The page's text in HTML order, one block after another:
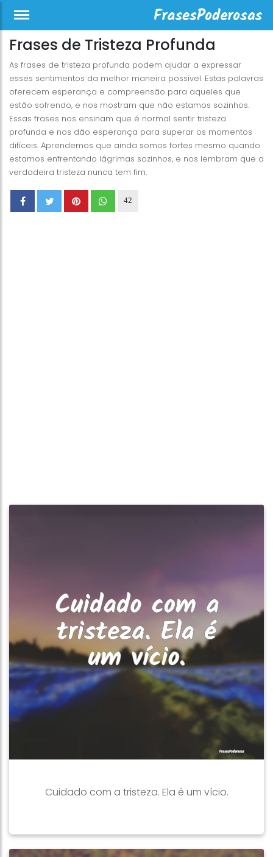
Frases de Tristeza Profunda
As frases de tristeza profunda podem ajudar a expressar
esses sentimentos da melhor maneira possível. Estas palavras
oferecem esperança e compreensão para aqueles que
estão sofrendo, e nos mostram que não estamos sozinhos.
Essas frases nos ensinam que é normal sentir tristeza
profunda e nos dão esperança para superar os momentos
difíceis. Aprendemos que ainda somos fortes mesmo quando
estamos enfrentando lágrimas sozinhos, e nos lembram que a
verdadeira tristeza nunca tem fim.
42
Cuidado com a tristeza. Ela é um vício.